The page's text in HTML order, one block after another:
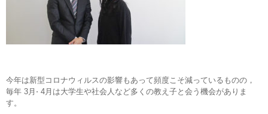
今年は新型コロナウィルスの影響もあって頻度こそ減っているものの，
毎年 3月⋅ 4月は大学生や社会人など多くの教え子と会う機会がありま
す。